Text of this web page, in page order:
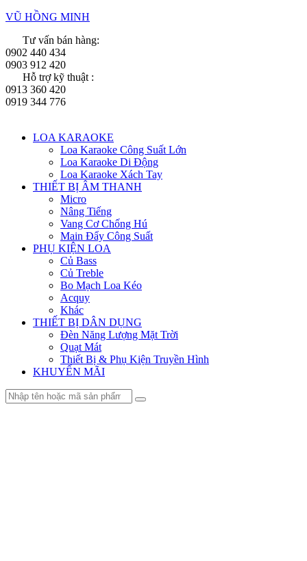
VŨ HỒNG MINH
Tư vấn bán hàng:
0902 440 434
0903 912 420
Hỗ trợ kỹ thuật :
0913 360 420
0919 344 776
Menu
LOA KARAOKE
Loa Karaoke Công Suất Lớn
Loa Karaoke Di Động
Loa Karaoke Xách Tay
THIẾT BỊ ÂM THANH
Micro
Nâng Tiếng
Vang Cơ Chống Hú
Main Đẩy Công Suất
PHỤ KIỆN LOA
Củ Bass
Củ Treble
Bo Mạch Loa Kéo
Acquy
Khác
THIẾT BỊ DÂN DỤNG
Đèn Năng Lượng Mặt Trời
Quạt Mát
Thiết Bị & Phụ Kiện Truyền Hình
KHUYẾN MÃI